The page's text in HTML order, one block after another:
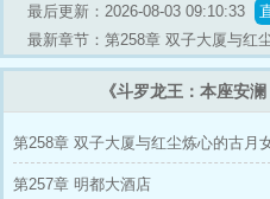
与不朽盾
原来
真名！
神王
属于我的
仙之
赤锋
......
最后更新：2026-08-03 09:10:33
最新章节：第258章 双子大厦与红
《斗罗龙王：本座安
第258章 双子大厦与红尘炼心的古月
第257章 明都大酒店